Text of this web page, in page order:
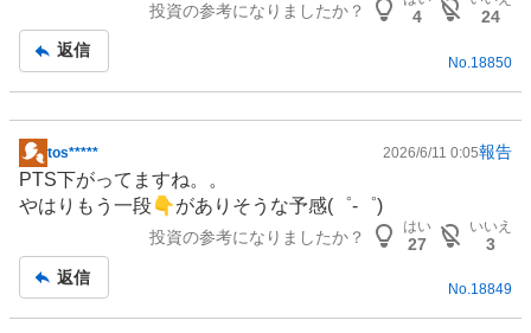
投資の参考になりましたか？ 4
24
返信
No. 18850
掲
示
板
tos***** 2026/6/11 0:05報告
PTS下がってますね。。
やはりもう一段👇がありそうな予感(゜-゜)
投資の参考になりましたか？
はい
27
いいえ
3
返信
No.18849